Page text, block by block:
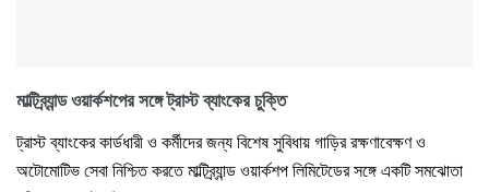
মাল্টিব্র্যান্ড ওয়ার্কশপের সঙ্গে ট্রাস্ট ব্যাংকের চুক্তি
ট্রাস্ট ব্যাংকের কার্ডধারী ও কর্মীদের জন্য বিশেষ সুবিধায় গাড়ির রক্ষণাবেক্ষণ ও
অটোমোটিভ সেবা নিশ্চিত করতে মাল্টিব্র্যান্ড ওয়ার্কশপ লিমিটেডের সঙ্গে একটি সমঝোতা